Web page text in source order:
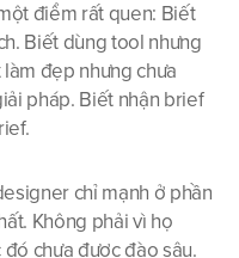
điểm rất quen: Biết
Biết dùng tool nhưng
đẹp nhưng chưa
pháp. Biết nhận brief
chỉ mạnh ở phần
Không phải vì họ
chưa được đào sâu.